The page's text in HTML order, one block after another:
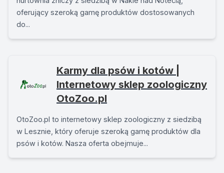
oferujący szeroką gamę produktów dostosowanych
do...
Karmy dla psów i kotów |
Internetowy sklep zoologiczny
OtoZoo.pl
OtoZoo.pl to internetowy sklep zoologiczny z siedzibą
w Lesznie, który oferuje szeroką gamę produktów dla
psów i kotów. Nasza oferta obejmuje...